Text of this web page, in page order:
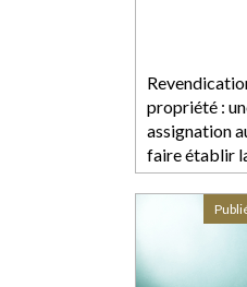
propriété :
assignation
faire établir
le délai de
acquisitive